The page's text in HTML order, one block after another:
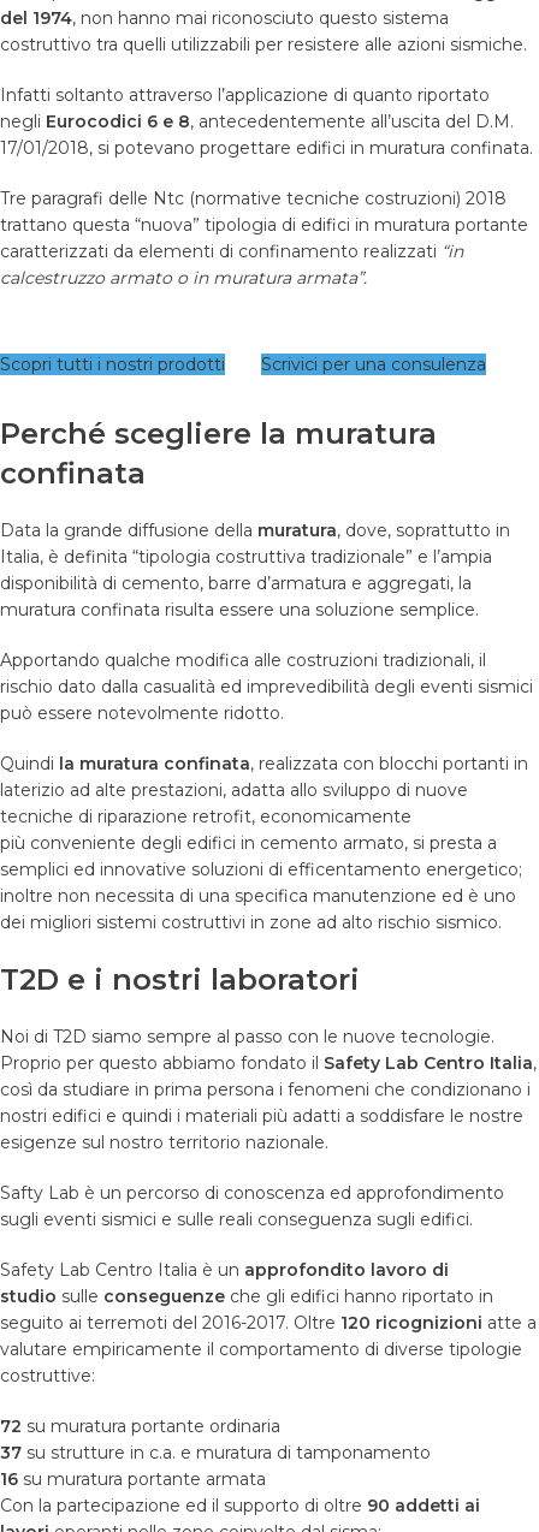
del 1974, non hanno mai riconosciuto questo sistema
costruttivo tra quelli utilizzabili per resistere alle azioni sismiche.
Infatti soltanto attraverso l’applicazione di quanto riportato
negli Eurocodici 6 e 8, antecedentemente all’uscita del D.M.
17/01/2018, si potevano progettare edifici in muratura confinata.
Tre paragrafi delle Ntc (normative tecniche costruzioni) 2018
trattano questa “nuova” tipologia di edifici in muratura portante
caratterizzati da elementi di confinamento realizzati “in
calcestruzzo armato o in muratura armata”.
Scopri tutti i nostri prodotti Scrivici per una consulenza
Perché scegliere la muratura
confinata
Data la grande diffusione della muratura, dove, soprattutto in
Italia, è definita “tipologia costruttiva tradizionale” e l’ampia
disponibilità di cemento, barre d’armatura e aggregati, la
muratura confinata risulta essere una soluzione semplice.
Apportando qualche modifica alle costruzioni tradizionali, il
rischio dato dalla casualità ed imprevedibilità degli eventi sismici
può essere notevolmente ridotto.
Quindi la muratura confinata, realizzata con blocchi portanti in
laterizio ad alte prestazioni, adatta allo sviluppo di nuove
tecniche di riparazione retrofit, economicamente
più conveniente degli edifici in cemento armato, si presta a
semplici ed innovative soluzioni di efficentamento energetico;
inoltre non necessita di una specifica manutenzione ed è uno
dei migliori sistemi costruttivi in zone ad alto rischio sismico.
T2D e i nostri laboratori
Noi di T2D siamo sempre al passo con le nuove tecnologie.
Proprio per questo abbiamo fondato il Safety Lab Centro Italia,
così da studiare in prima persona i fenomeni che condizionano i
nostri edifici e quindi i materiali più adatti a soddisfare le nostre
esigenze sul nostro territorio nazionale.
Safty Lab è un percorso di conoscenza ed approfondimento
sugli eventi sismici e sulle reali conseguenza sugli edifici.
Safety Lab Centro Italia è un approfondito lavoro di
studio sulle conseguenze che gli edifici hanno riportato in
seguito ai terremoti del 2016-2017. Oltre 120 ricognizioni atte a
valutare empiricamente il comportamento di diverse tipologie
costruttive:
72 su muratura portante ordinaria
37 su strutture in c.a. e muratura di tamponamento
16 su muratura portante armata
Con la partecipazione ed il supporto di oltre 90 addetti ai